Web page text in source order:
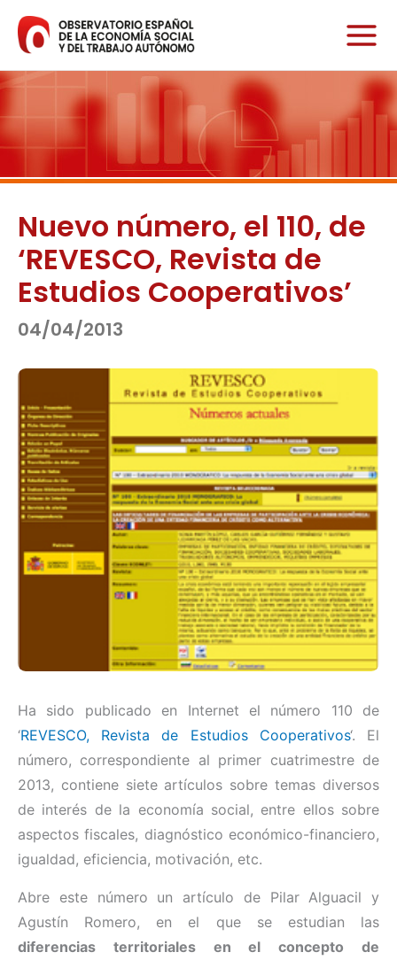
contenido
Nuevo número, el 110, de
‘REVESCO, Revista de
Estudios Cooperativos’
04/04/2013
Ha sido publicado en Internet el número 110 de
‘REVESCO, Revista de Estudios Cooperativos‘. El
número, correspondiente al primer cuatrimestre de
2013, contiene siete artículos sobre temas diversos
de interés de la economía social, entre ellos sobre
aspectos fiscales, diagnóstico económico-financiero,
igualdad, eficiencia, motivación, etc.
Abre este número un artículo de Pilar Alguacil y
Agustín Romero, en el que se estudian las
diferencias territoriales en el concepto de